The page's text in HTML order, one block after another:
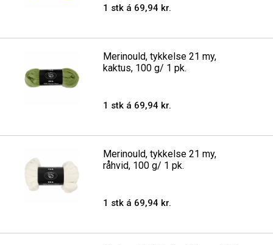
1 stk á 69,94 kr.
Merinould, tykkelse 21 my,
kaktus, 100 g/ 1 pk.
1 stk á 69,94 kr.
Merinould, tykkelse 21 my,
råhvid, 100 g/ 1 pk.
1 stk á 69,94 kr.